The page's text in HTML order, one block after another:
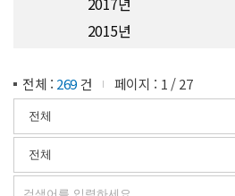
2015년
전체 : 269건 페이지 : 1 /27